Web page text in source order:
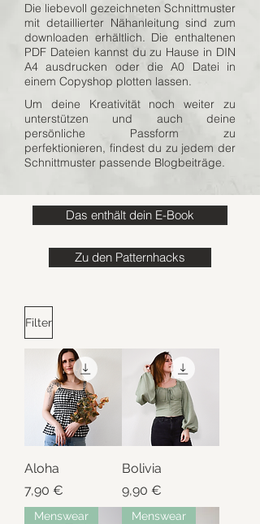
Die liebevoll gezeichneten Schnittmuster
mit detaillierter Nähanleitung sind zum
downloaden erhältlich. Die enthaltenen
PDF Dateien kannst du zu Hause in DIN
A4 ausdrucken oder die A0 Datei in
einem Copyshop plotten lassen.
Um deine Kreativität noch weiter zu
unterstützen und auch deine
persönliche Passform zu
perfektionieren, findest du zu jedem der
Schnittmuster passende Blogbeiträge.
Das enthält dein E-Book
Zu den Patternhacks
Filter
Aloha
Preis
7,90 €
Bolivia
Preis
9,90 €
Menswear Menswear